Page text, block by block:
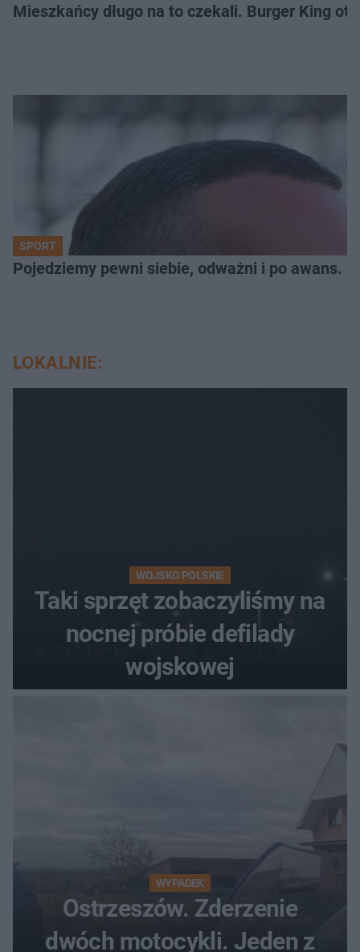
Mieszkańcy długo na to czekali. Burger King
SPORT
Pojedziemy pewni siebie, odważni i po awans.
LOKALNIE:
WOJSKO POLSKIE
Taki sprzęt zobaczyliśmy na
nocnej próbie defilady
wojskowej
WYPADEK
Ostrzeszów. Zderzenie
dwóch motocykli. Jeden z